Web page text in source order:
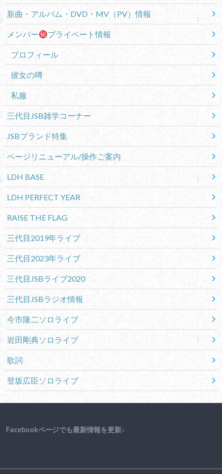
新曲・アルバム・DVD・MV（PV）情報
メンバー プライベート情報
プロフィール
彼女の噂
私服
三代目JSB雑学コーナー
JSBブランド特集
ページリニューアル/操作ご案内
LDH BASE
LDH PERFECT YEAR
RAISE THE FLAG
三代目2019年ライブ
三代目2023年ライブ
三代目JSBライブ2020
三代目JSBラジオ情報
今市隆二ソロライブ
岩田剛典ソロライブ
歌詞
登坂広臣ソロライブ
Facebookページでも最新情報を更新♪